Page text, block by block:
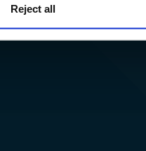
Reject all